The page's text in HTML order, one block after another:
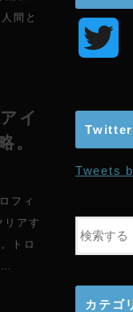
間と
イ
。
フィ
リアす
トロ
e
Twitter
Tweets
カテゴ